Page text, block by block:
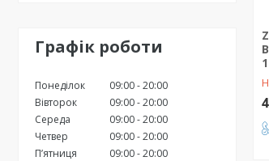
Графік роботи
Понеділок 09:00 20:00
Вівторок
09:00 20:00
Середа
09:00 20:00
Четвер
09:00 20:00
Пʼятниця
09:00 20:00